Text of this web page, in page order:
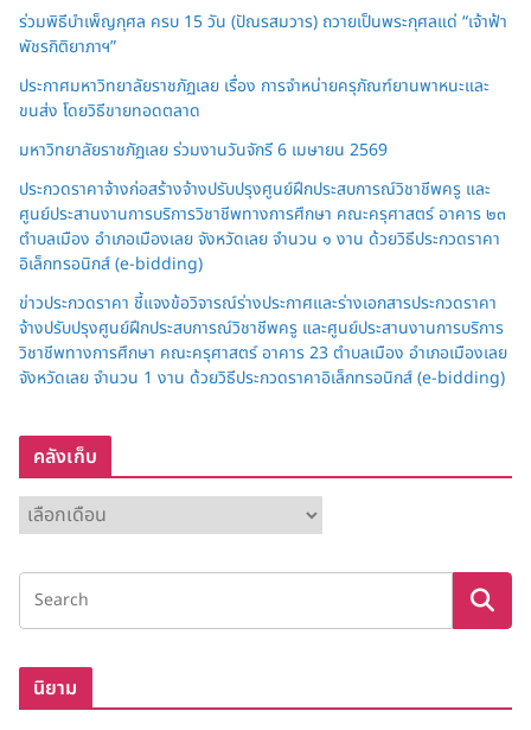
ร่วมพิธีบำเพ็ญกุศล ครบ 15 วัน (ปัณรสมวาร) ถวายเป็นพระกุศลแด่ “เจ้าฟ้า
พัชรกิติยาภาฯ”
ประกาศมหาวิทยาลัยราชภัฏเลย เรื่อง การจำหน่ายครุภัณฑ์ยานพาหนะและ
ขนส่ง โดยวิธีขายทอดตลาด
มหาวิทยาลัยราชภัฏเลย ร่วมงานวันจักรี 6 เมษายน 2569
ประกวดราคาจ้างก่อสร้างจ้างปรับปรุงศูนย์ฝึกประสบการณ์วิชาชีพครู และ
ศูนย์ประสานงานการบริการวิชาชีพทางการศึกษา คณะครุศาสตร์ อาคาร ๒๓
ตำบลเมือง อำเภอเมืองเลย จังหวัดเลย จำนวน ๑ งาน ด้วยวิธีประกวดราคา
อิเล็กทรอนิกส์ (e-bidding)
ข่าวประกวดราคา ชี้แจงข้อวิจารณ์ร่างประกาศและร่างเอกสารประกวดราคา
จ้างปรับปรุงศูนย์ฝึกประสบการณ์วิชาชีพครู และศูนย์ประสานงานการบริการ
วิชาชีพทางการศึกษา คณะครุศาสตร์ อาคาร 23 ตำบลเมือง อำเภอเมืองเลย
จังหวัดเลย จำนวน 1 งาน ด้วยวิธีประกวดราคาอิเล็กทรอนิกส์ (e-bidding)
คลังเก็บ
ลั
ง
ก็
นิยาม